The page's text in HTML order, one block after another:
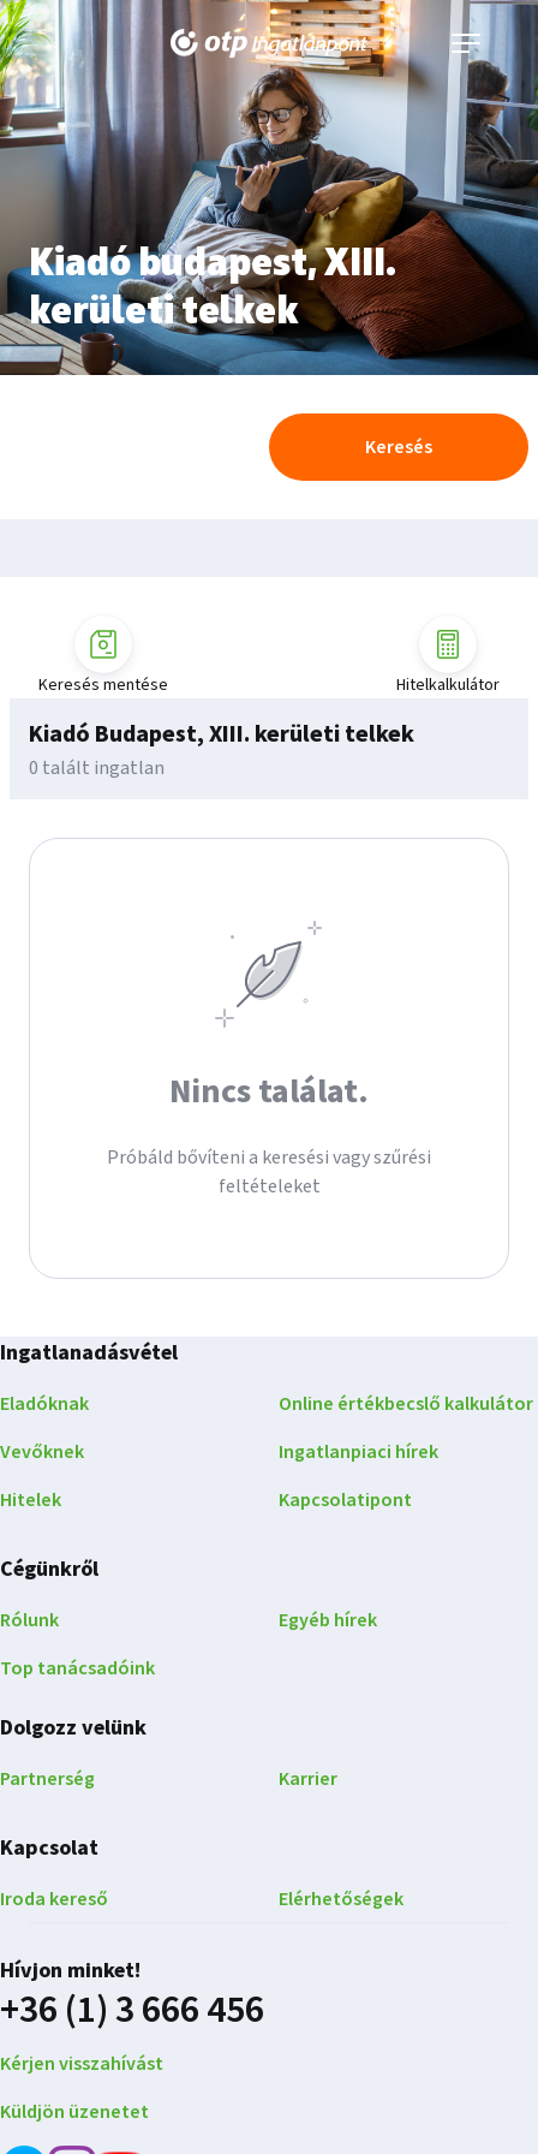
Navigáció
kinyitása
Kiadó budapest, XIII.
kerületi telkek
Keresés
Kiadó Budapest, XIII. kerületi telkek
0 talált ingatlan
Nincs találat.
Próbáld bővíteni a keresési vagy szűrési
feltételeket
Keresés mentése Hitelkalkulátor
Ingatlanadásvétel
Eladóknak
Vevőknek
Hitelek
Online értékbecslő kalkulátor
Ingatlanpiaci hírek
Kapcsolatipont
Cégünkről
Rólunk
Top tanácsadóink
Egyéb hírek
Dolgozz velünk
Partnerség Karrier
Kapcsolat
Iroda kereső Elérhetőségek
Hívjon minket!
+36 (1) 3 666 456
Kérjen visszahívást
Küldjön üzenetet